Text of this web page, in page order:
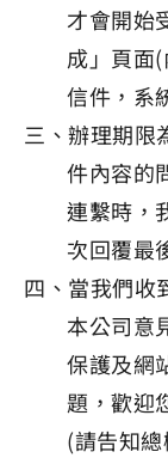
才會開始
成」頁面
信件，系
三、辦理期限
件內容的
連繫時，
次回覆最
四、當我們收
本公司意
保護及網
題，歡迎
(請告知